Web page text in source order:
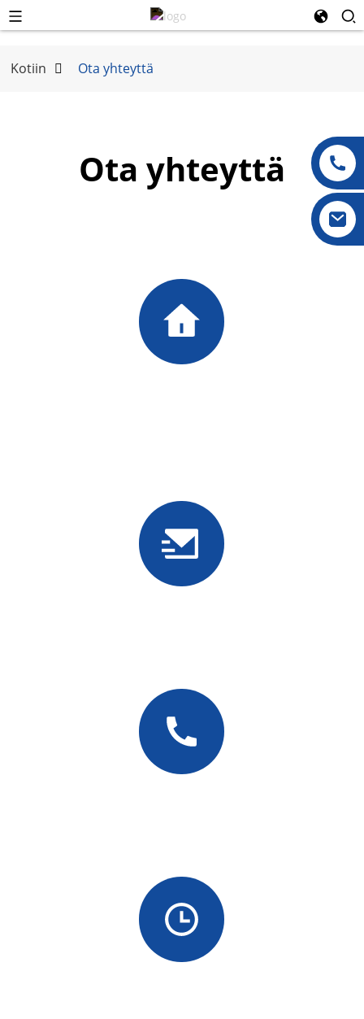
Kotiin Ota yhteyttä
Ota yhteyttä